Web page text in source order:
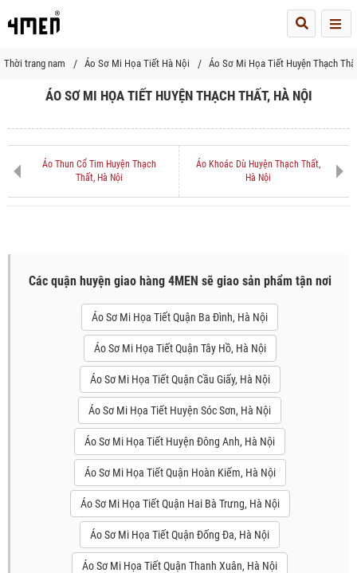
Thời trang nam Áo Sơ Mi Họa Tiết Hà Nội Áo Sơ Mi Họa Tiết Huyện Thạch
ÁO SƠ MI HỌA TIẾT HUYỆN THẠCH THẤT, HÀ NỘI
Áo Thun Cổ Tim Huyện Thạch
Thất, Hà Nội
Áo Khoác Dù Huyện Thạch Thất,
Hà Nội
Các quận huyện giao hàng 4MEN sẽ giao sản phẩm tận nơi
Áo Sơ Mi Họa Tiết Quận Ba Đình, Hà Nội
Áo Sơ Mi Họa Tiết Quận Tây Hồ, Hà Nội
Áo Sơ Mi Họa Tiết Quận Cầu Giấy, Hà Nội
Áo Sơ Mi Họa Tiết Huyện Sóc Sơn, Hà Nội
Áo Sơ Mi Họa Tiết Huyện Đông Anh, Hà Nội
Áo Sơ Mi Họa Tiết Quận Hoàn Kiếm, Hà Nội
Áo Sơ Mi Họa Tiết Quận Hai Bà Trưng, Hà Nội
Áo Sơ Mi Họa Tiết Quận Đống Đa, Hà Nội
Áo Sơ Mi Họa Tiết Quận Thanh Xuân, Hà Nội